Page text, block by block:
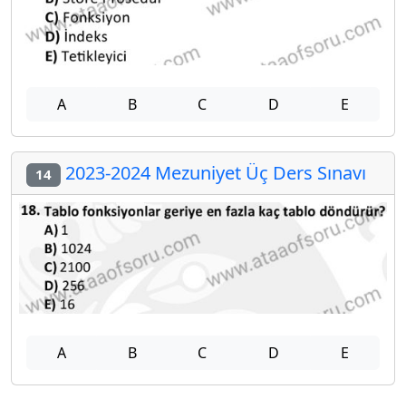
A B C D E
14 2023-2024 Mezuniyet Üç Ders Sınavı
A B C D E